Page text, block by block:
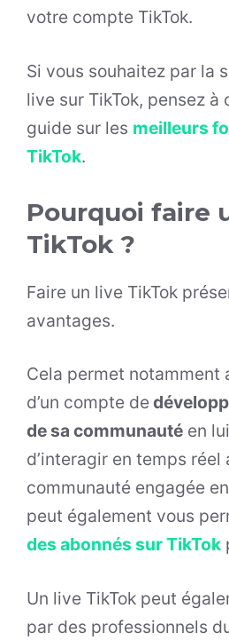
votre compte TikTok.
Si vous souhaitez par la
live sur TikTok, pensez à
guide sur les meilleurs
TikTok.
Pourquoi faire
TikTok ?
Faire un live TikTok
avantages.
Cela permet notamment
d’un compte de
de sa communauté en
d’interagir en temps
communauté engagée
peut également vous
des abonnés sur TikTok
Un live TikTok peut
par des professionnels